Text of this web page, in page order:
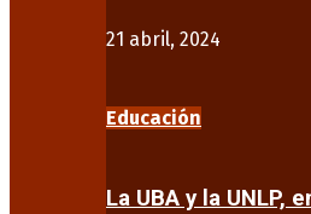
21 abril, 2024
Educación
La UBA y la UNLP,